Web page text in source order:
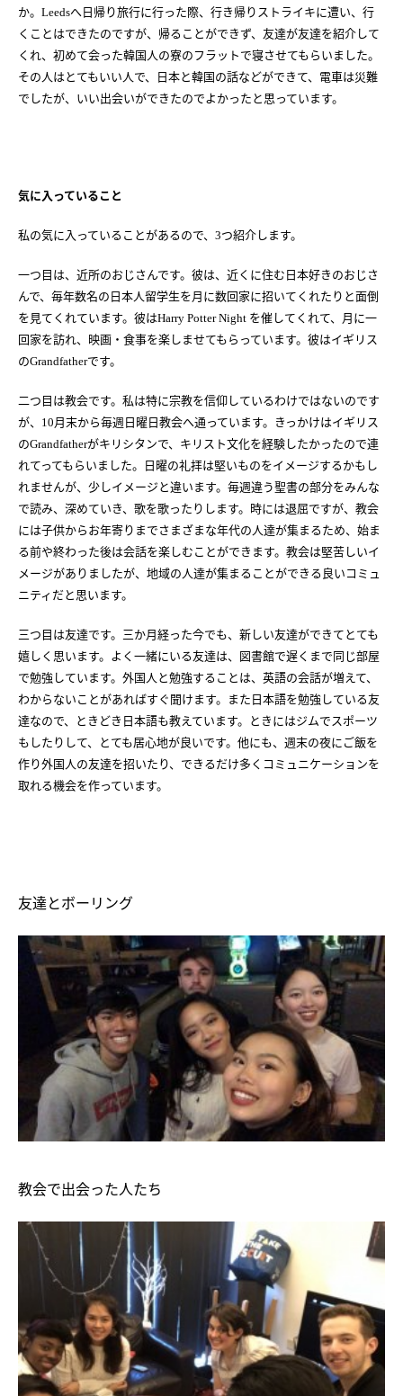
か。 Leedsへ日帰り旅行に行った際、行き帰りストライキに遭い、行
くことはできたのですが、帰ることができず、友達が友達を紹介して
くれ、初めて会った韓国人の寮のフラットで寝させてもらいました。
その人はとてもいい人で、日本と韓国の話などができて、電車は災難
でしたが、いい出会いができたのでよかったと思っています。
気に入っていること
私の気に入っていることがあるので、 3つ紹介します。
一つ目は、近所のおじさんです。彼は、近くに住む日本好きのおじさ
んで、毎年数名の日本人留学生を月に数回家に招いてくれたりと面倒
を見てくれています。彼はHarry Potter Night を催してくれて、月に一
回家を訪れ、映画・食事を楽しませてもらっています。彼はイギリス
のGrandfatherです。
二つ目は教会です。私は特に宗教を信仰しているわけではないのです
が、
10月末から毎週日曜日教会へ通っています。きっかけはイギリス
のGrandfatherがキリシタンで、キリスト文化を経験したかったので連
れてってもらいました。日曜の礼拝は堅いものをイメージするかもし
れませんが、少しイメージと違います。毎週違う聖書の部分をみんな
で読み、深めていき、歌を歌ったりします。時には退屈ですが、教会
には子供からお年寄りまでさまざまな年代の人達が集まるため、始ま
る前や終わった後は会話を楽しむことができます。教会は堅苦しいイ
メージがありましたが、地域の人達が集まることができる良いコミュ
ニティだと思います。
三つ目は友達です。三か月経った今でも、新しい友達ができてとても
嬉しく思います。よく一緒にいる友達は、図書館で遅くまで同じ部屋
で勉強しています。外国人と勉強することは、英語の会話が増えて、
わからないことがあればすぐ聞けます。また日本語を勉強している友
達なので、ときどき日本語も教えています。ときにはジムでスポーツ
もしたりして、とても居心地が良いです。他にも、週末の夜にご飯を
作り外国人の友達を招いたり、できるだけ多くコミュニケーションを
取れる機会を作っています。
友達とボーリング
教会で出会った人たち